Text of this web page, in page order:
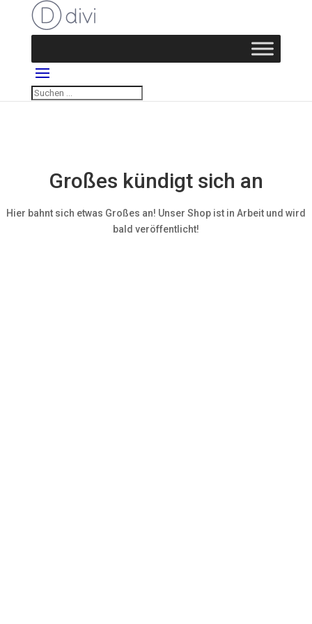
Großes kündigt sich an
Hier bahnt sich etwas Großes an! Unser Shop ist in Arbeit und wird
bald veröffentlicht!